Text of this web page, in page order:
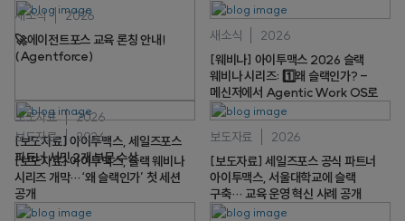
새소식
2026
🚀에이전트포스 교육 론칭 안내!
(Agentforce)
보도자료
2026
[보도자료] 아이투맥스, 세일즈포스
파트너 서밋 2개 부문 수상
새소식
2026
[웨비나] 아이투맥스 2026 슬랙
웨비나 시리즈: 1️⃣왜 슬랙인가? -
메신저에서 Agentic Work OS로
보도자료
2026
[보도자료] 아이투맥스, 슬랙 웨비나
시리즈 개막…‘왜 슬랙인가’ 첫 세션
공개
보도자료
2026
[보도자료] 세일즈포스 공식 파트너
아이투맥스, 서울대학교에 슬랙
구축… 교육 운영 혁신 사례 공개